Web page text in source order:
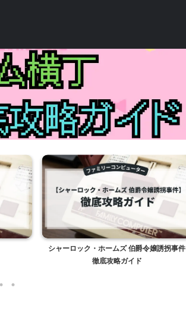
シャーロック・ホームズ 伯爵令嬢誘拐事件
徹底攻略ガイド